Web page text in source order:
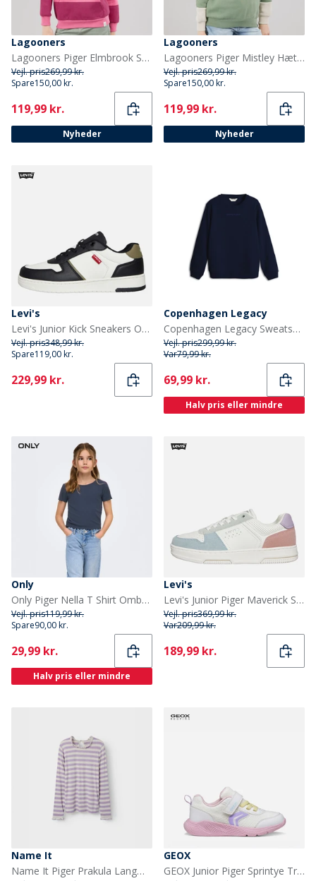
Lagooners
Lagooners Piger Elmbrook Stribet Hættetrøje Bright Pink
Vejl. pris269,99 kr.
Spare150,00 kr.
Current
119,99 kr.
Nyheder
Lagooners
Lagooners Piger Mistley Hættetrøje Green Bay
Vejl. pris269,99 kr.
Spare150,00 kr.
Current
119,99 kr.
Nyheder
Levi's
Levi's Junior Kick Sneakers Off White/Black 2933 Off White Black 2933
Vejl. pris348,99 kr.
Spare119,00 kr.
Current
229,99 kr.
Copenhagen Legacy
Copenhagen Legacy Sweatshirt til Børn Blå
Vejl. pris299,99 kr.
Var79,99 kr.
Current
69,99 kr.
Halv pris eller mindre
Only
Only Piger Nella T Shirt Ombre Blue
Vejl. pris119,99 kr.
Spare90,00 kr.
Current
29,99 kr.
Halv pris eller mindre
Levi's
Levi's Junior Piger Maverick Sneakers Off White/Blå 3558 Off White Blue 3558
Vejl. pris369,99 kr.
Var209,99 kr.
Current
189,99 kr.
Name It
Name It Piger Prakula Langærmet T-shirt Lavendula
GEOX
GEOX Junior Piger Sprintye Træningssko Hvid/Pink